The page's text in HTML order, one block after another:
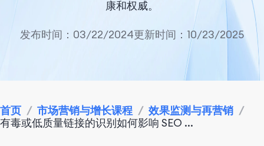
康和权威。
发布时间：03/22/2024更新时间：10/23/2025
首页 / 市场营销与增长课程 / 效果监测与再营销 /
有毒或低质量链接的识别如何影响 SEO ...